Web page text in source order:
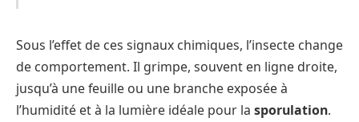
Sous l’effet de ces signaux chimiques, l’insecte change
de comportement. Il grimpe, souvent en ligne droite,
jusqu’à une feuille ou une branche exposée à
l’humidité et à la lumière idéale pour la sporulation.